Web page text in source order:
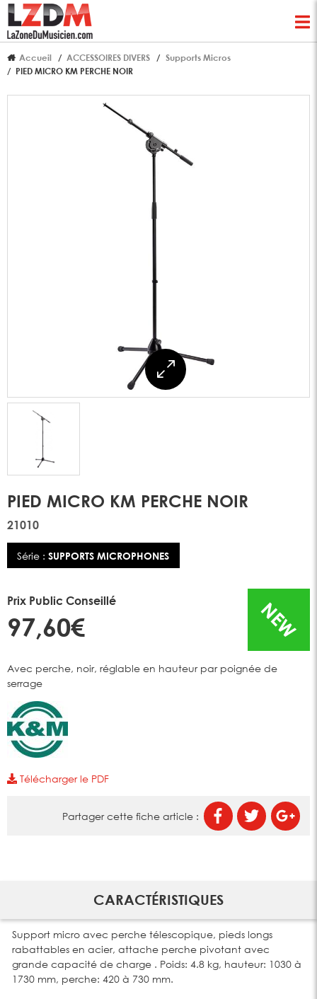
Accueil ACCESSOIRES DIVERS
Supports Micros
PIED MICRO KM PERCHE NOIR
PIED MICRO KM PERCHE NOIR
21010
Série :SUPPORTS MICROPHONES
Prix Public Conseillé
97,60€ NEW
Avec perche, noir, réglable en hauteur par poignée de
serrage
Télécharger le PDF
Partager cette fiche article :
CARACTÉRISTIQUES
Support micro avec perche télescopique, pieds longs
rabattables en acier, attache perche pivotant avec
grande capacité de charge . Poids: 4.8 kg, hauteur: 1030 à
1730 mm, perche: 420 à 730 mm.